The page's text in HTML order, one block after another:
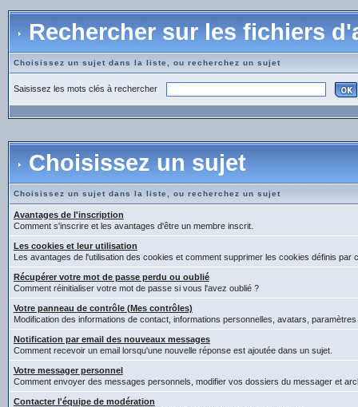
Rechercher sur les fichiers
Choisissez un sujet dans la liste, ou recherchez un sujet
Saisissez les mots clés à rechercher
Choisissez un sujet
Choisissez un sujet dans la liste, ou recherchez un sujet
Avantages de l'inscription
Comment s'inscrire et les avantages d'être un membre inscrit.
Les cookies et leur utilisation
Les avantages de l'utilisation des cookies et comment supprimer les cookies définis par
Récupérer votre mot de passe perdu ou oublié
Comment réinitialiser votre mot de passe si vous l'avez oublié ?
Votre panneau de contrôle (Mes contrôles)
Modification des informations de contact, informations personnelles, avatars,
Notification par email des nouveaux messages
Comment recevoir un email lorsqu'une nouvelle réponse est ajoutée dans un sujet.
Votre messager personnel
Comment envoyer des messages personnels, modifier vos dossiers du messager et
Contacter l'équipe de modération